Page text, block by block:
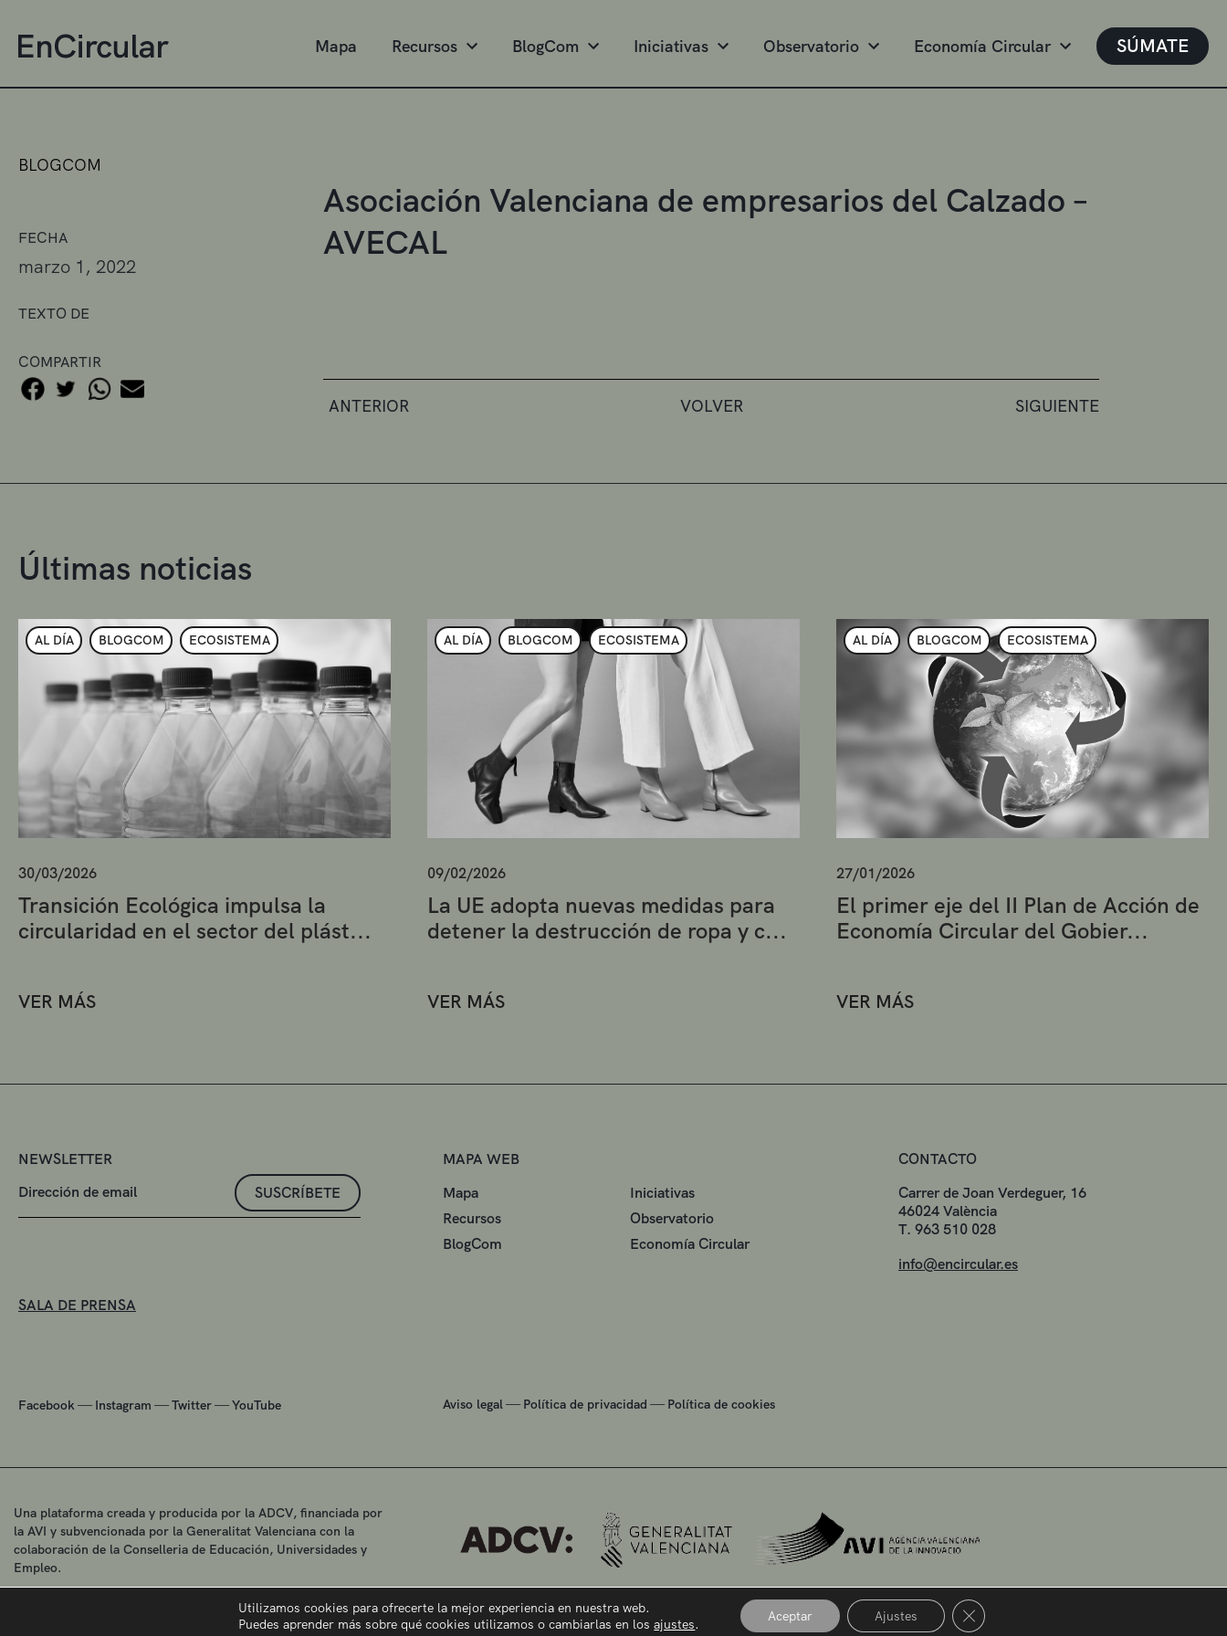
Mapa Recursos BlogCom Iniciativas Observatorio Economía Circular SÚMATE
BLOGCOM
FECHA
marzo 1, 2022
TEXTO DE
COMPARTIR
Asociación Valenciana de empresarios del Calzado –
AVECAL
ANTERIOR VOLVER SIGUIENTE
Últimas noticias
AL DÍA BLOGCOM ECOSISTEMA
30/03/2026
Transición Ecológica impulsa la
circularidad en el sector del plást...
VER MÁS
AL DÍA BLOGCOM ECOSISTEMA
09/02/2026
La UE adopta nuevas medidas para
detener la destrucción de ropa y c...
VER MÁS
AL DÍA BLOGCOM ECOSISTEMA
27/01/2026
El primer eje del II Plan de Acción de
Economía Circular del Gobier...
VER MÁS
NEWSLETTER
SUSCRÍBETE
SALA DE PRENSA
Facebook — Instagram —Twitter—YouTube
MAPA WEB
Mapa
Iniciativas
Recursos
Observatorio
BlogCom
Economía Circular
Aviso legal — Política de privacidad — Política de cookies
CONTACTO
Carrer de Joan Verdeguer, 16
46024 València
T. 963 510 028
info@encircular.es
Una plataforma creada y producida por la ADCV, financiada por
la AVI y subvencionada por la Generalitat Valenciana con la
colaboración de la Conselleria de Educación, Universidades y
Empleo.
Utilizamos cookies para ofrecerte la mejor experiencia en nuestra web.
Puedes aprender más sobre qué cookies utilizamos o cambiarlas en losajustes. Aceptar Ajustes Cerrar el banner de cookies RGPD